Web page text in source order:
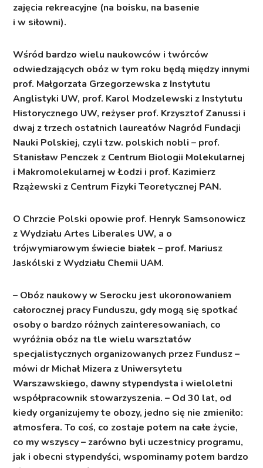
zajęcia rekreacyjne (na boisku, na basenie
i w siłowni).
Wśród bardzo wielu naukowców i twórców
odwiedzających obóz w tym roku będą między innymi
prof. Małgorzata Grzegorzewska z Instytutu
Anglistyki UW, prof. Karol Modzelewski z Instytutu
Historycznego UW, reżyser prof. Krzysztof Zanussi i
dwaj z trzech ostatnich laureatów Nagród Fundacji
Nauki Polskiej, czyli tzw. polskich nobli – prof.
Stanisław Penczek z Centrum Biologii Molekularnej
i Makromolekularnej w Łodzi i prof. Kazimierz
Rzążewski z Centrum Fizyki Teoretycznej PAN.
O Chrzcie Polski opowie prof. Henryk Samsonowicz
z Wydziału Artes Liberales UW, a o
trójwymiarowym świecie białek – prof. Mariusz
Jaskólski z Wydziału Chemii UAM.
– Obóz naukowy w Serocku jest ukoronowaniem
całorocznej pracy Funduszu, gdy mogą się spotkać
osoby o bardzo różnych zainteresowaniach, co
wyróżnia obóz na tle wielu warsztatów
specjalistycznych organizowanych przez Fundusz –
mówi dr Michał Mizera z Uniwersytetu
Warszawskiego, dawny stypendysta i wieloletni
współpracownik stowarzyszenia. – Od 30 lat, od
kiedy organizujemy te obozy, jedno się nie zmieniło:
atmosfera. To coś, co zostaje potem na całe życie,
co my wszyscy – zarówno byli uczestnicy programu,
jak i obecni stypendyści, wspominamy potem bardzo